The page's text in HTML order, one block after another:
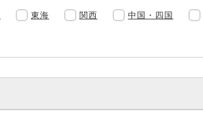
東海 関西 中国・四国